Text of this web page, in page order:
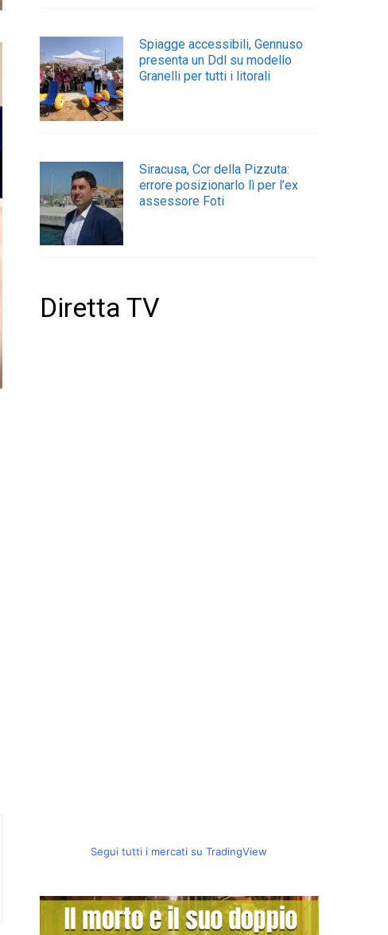
Spiagge accessibili, Gennuso
presenta un Ddl su modello
Granelli per tutti i litorali
Siracusa, Ccr della Pizzuta:
errore posizionarlo lì per l’ex
assessore Foti
Diretta TV
Segui tutti i mercati su TradingView